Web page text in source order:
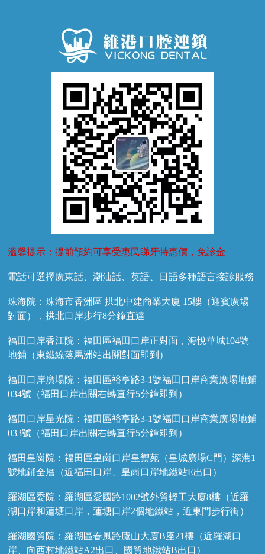
牙齦萎縮
溫馨提示：提前預約可享受惠民睇牙特惠價，免診金
電話可選擇廣東話、潮汕話、英語、日語多種語言接診服務
珠海院：珠海市香洲區 拱北中建商業大廈 15樓（迎賓廣場
對面），拱北口岸步行8分鐘直達
福田口岸香江院：福田區福田口岸正對面，海悅華城104號
地鋪（東鐵線落馬洲站出關對面即到）
福田口岸廣場院：福田區裕亨路3-1號福田口岸商業廣場地鋪
034號（福田口岸出關右轉直行5分鐘即到）
福田口岸星光院：福田區裕亨路3-1號福田口岸商業廣場地鋪
033號（福田口岸出關右轉直行5分鐘即到）
福田皇崗院：福田區皇崗口岸皇禦苑（皇城廣場C門）深港1
號地鋪全層（近福田口岸、皇崗口岸地鐵站E出口）
羅湖區委院：羅湖區愛國路1002號外貿輕工大廈8樓（近羅
湖口岸和蓮塘口岸，蓮塘口岸2個地鐵站，近東門步行街）
羅湖國貿院：羅湖區春風路廬山大廈B座21樓（近羅湖口
岸、向西村地鐵站A2出口、國貿地鐵站B出口）